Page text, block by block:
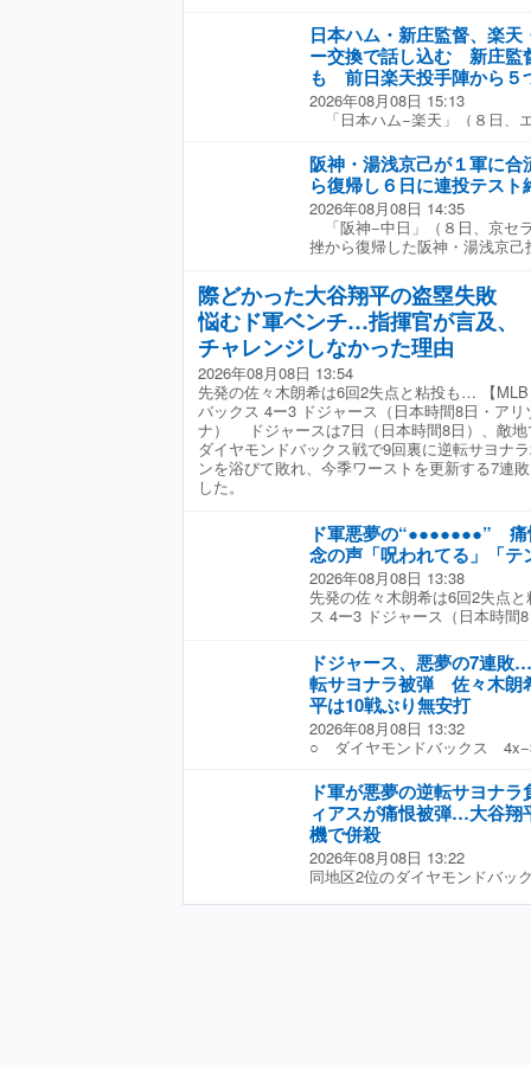
Ｉ技術を用いて具現化した「
ることを７日、発表した。
は、アントニオ猪木さんの実
社長を務める株式会社猪木元
「ＡＩアントニオ猪木」プロ
画。アントニオ猪木さんは、
漢のための３日間」というコ
んや関係各所、球団の思いが
木」としての出演が実現する
のビジョンに姿を映し、生前
あり「横濱漢祭」の応援総長
もに、試合前後やイニング間
感謝を込め、時を超えた“熱い
ムに勇気とパワーをお届けし
弟・啓介さんは球団を通じ、
フレーズにもあるように『赤
０年代は『青』のタオルを使
はその記憶もあるのではない
『青の猪木』、『横浜』、『
で ＡＩ アントニオ猪木が元
す」とコメント。 角田は「
２０１７』以来、あの炎のフ
って来る！何を隠そう、この
で再び猪木元帥と相見える事
できる！そのひと足を踏み出
指そうぞ」とコメントした。
日本ハム・新庄監督、楽
ー交換で話し込む 新庄監
も 前日楽天投手陣から５
2026年08月08日 15:13
「日本ハム−楽天」（８日
話し込む場面があった。 吉井
後、新庄監督が手で５を示し
本指で何かを示していた。
の楽天投手陣から５つのデッ
揮官は試合後「ちょっとデッ
個。ちょっと考えてもらいた
阪神・湯浅京己が１軍に
ら復帰し６日に連投テス
2026年08月08日 14:35
「阪神−中日」（８日、京
挫から復帰した阪神・湯浅京
８月２日のファーム・広島戦
のファーム交流戦・西武戦（
日の同戦では１回１失点だっ
ストを完了させ、リハビリ組
際どかった大谷翔平の盗塁失敗
悩むド軍ベンチ…指揮官が言及、
チャレンジしなかった理由
2026年08月08日 13:54
先発の佐々木朗希は6回2失点と粘投も… 【
バックス 4ー3 ドジャース（日本時間8日・アリ
ナ） ドジャースは7日（日本時間8日）、敵地
ダイヤモンドバックス戦で9回裏に逆転サヨナ
ンを浴びて敗れ、今季ワーストを更新する7連
した。
ド軍悪夢の“●●●●●●●” 痛
念の声「呪われてる」「テ
2026年08月08日 13:38
先発の佐々木朗希は6回2失点
ス 4ー3 ドジャース（日本時
戦で9回裏に逆転サヨナラ2ラ
ーストを更新する7連敗を喫し
衝撃的な敗戦に対し、SNS上
る。 先発マウンドに上がった
点と試合を作った。しかし打
前に無安打と沈黙。大谷翔平
谷が痛恨の二ゴロ併殺打に倒
ンディ・パヘス外野手のソロ
裏に悪夢が待っていた。復帰
アス投手が登板したものの、
ら盗塁を決められると、最後
サヨナラ2ランを浴びた。これ
体に重苦しい空気が漂ってい
ドジャース、悪夢の7連敗
転サヨナラ被弾 佐々木朗
平は10戦ぶり無安打
2026年08月08日 13:32
○ ダイヤモンドバックス
ャースが首位攻防カード初戦
（32）は「1番・指名打者」で
の無安打。先発登板した佐々
という投球で勝敗付かなかっ
だ佐々木は初回を三者凡退に
を3球三振。5番ヌートバーと
に打ち取ったが、続く6番アレ
ド軍が悪夢の逆転サヨナ
ィアスが痛恨被弾…大谷翔
機で併殺
2026年08月08日 13:22
同地区2位のダイヤモンドバッ